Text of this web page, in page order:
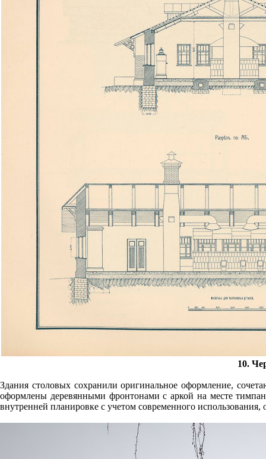
10.
Здания столовых сохранили оригинальное оформление,
оформлены деревянными фронтонами с аркой на месте
внутренней планировке с учетом современного